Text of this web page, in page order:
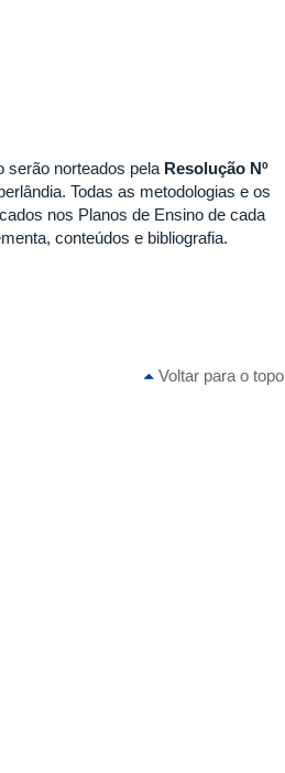
serão norteados pela Resolução Nº
Todas as metodologias e os
nos Planos de Ensino de cada
conteúdos e bibliografia.
Voltar para o topo